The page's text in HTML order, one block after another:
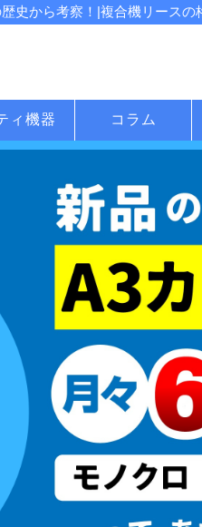
史から考察！|複合機リース
ィ機器 コラム